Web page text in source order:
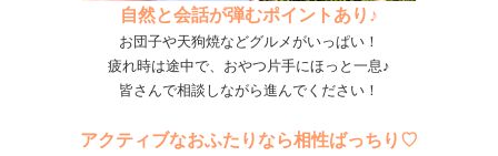
自然と会話が弾むポイントあり♪
お団子や天狗焼などグルメがいっぱい！
疲れ時は途中で、おやつ片手にほっと一息♪
皆さんで相談しながら進んでください！
アクティブなおふたりなら相性ばっちり♡